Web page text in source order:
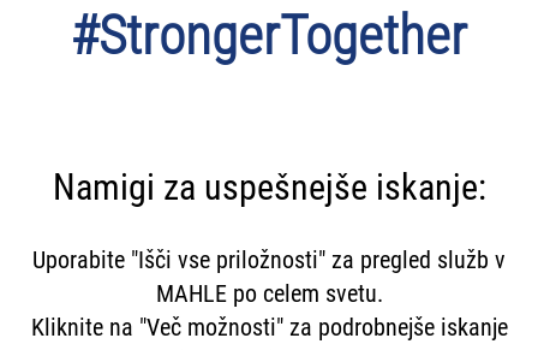
#StrongerTogether
Namigi za uspešnejše iskanje:
Uporabite "Išči vse priložnosti" za pregled služb v
MAHLE po celem svetu.
Kliknite na "Več možnosti" za podrobnejše iskanje